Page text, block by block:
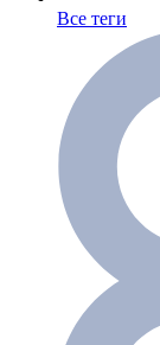
Все теги